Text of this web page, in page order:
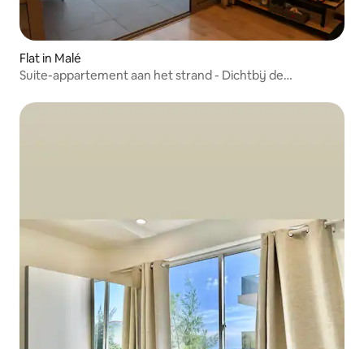
Flat in Malé
Suite-appartement aan het strand - Dichtbij de